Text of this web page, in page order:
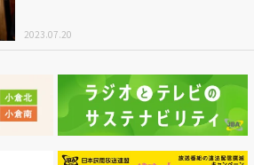
2023.07.20